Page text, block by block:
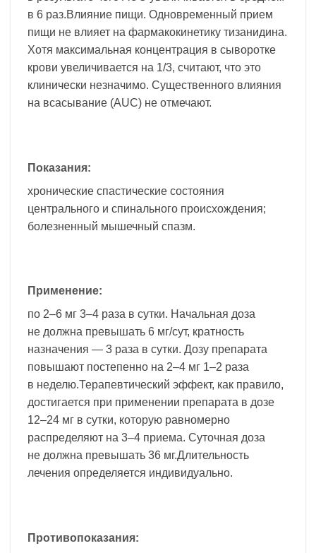
в 6 раз.Влияние пищи. Одновременный прием
пищи не влияет на фармакокинетику тизанидина.
Хотя максимальная концентрация в сыворотке
крови увеличивается на 1/3, считают, что это
клинически незначимо. Существенного влияния
на всасывание (AUC) не отмечают.
Показания:
хронические спастические состояния
центрального и спинального происхождения;
болезненный мышечный спазм.
Применение:
по 2–6 мг 3–4 раза в сутки. Начальная доза
не должна превышать 6 мг/сут, кратность
назначения — 3 раза в сутки. Дозу препарата
повышают постепенно на 2–4 мг 1–2 раза
в неделю.Терапевтический эффект, как правило,
достигается при применении препарата в дозе
12–24 мг в сутки, которую равномерно
распределяют на 3–4 приема. Суточная доза
не должна превышать 36 мг.Длительность
лечения определяется индивидуально.
Противопоказания: